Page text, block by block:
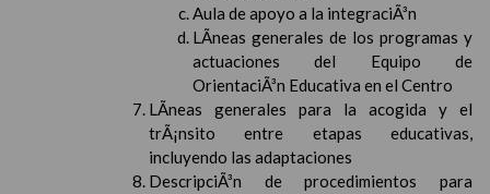
Aula de apoyo a la integraciÃ³n
LÃ­neas generales de los programas y
actuaciones del Equipo de
OrientaciÃ³n Educativa en el Centro
LÃ­neas generales para la acogida y el
trÃ¡nsito entre etapas educativas,
incluyendo las adaptaciones
DescripciÃ³n de procedimientos para